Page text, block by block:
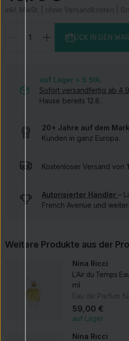
inkl. MwSt. | ohne Versandkosten |
STÜCK IN DEN
auf Lager > 5 Stk.
Sofort versandfertig ab
Hause bereits 12.8..
20+ Jahre auf dem
Kunden in ganz Europa.
Kostenloser Versand von
Autorisierter Händler –
French Avenue und
Weitere Produkte aus der
Nina Ricci
L'Air du Temps
ml
Eau de Parfum
59,00 €
auf Lager
Nina Ricci